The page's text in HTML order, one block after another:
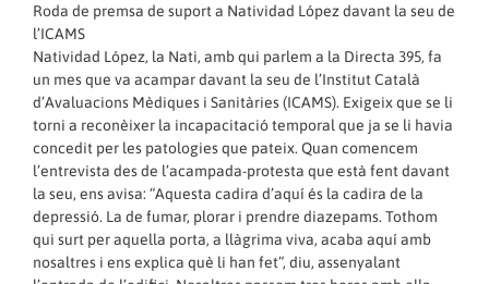
Roda de premsa de suport a Natividad López davant la seu de
l’ICAMS
Natividad López, la Nati, amb qui parlem a la Directa 395, fa
un mes que va acampar davant la seu de l’Institut Català
d’Avaluacions Mèdiques i Sanitàries (ICAMS). Exigeix que se li
torni a reconèixer la incapacitació temporal que ja se li havia
concedit per les patologies que pateix. Quan comencem
l’entrevista des de l’acampada-protesta que està fent davant
la seu, ens avisa: “Aquesta cadira d’aquí és la cadira de la
depressió. La de fumar, plorar i prendre diazepams. Tothom
qui surt per aquella porta, a llàgrima viva, acaba aquí amb
nosaltres i ens explica què li han fet”, diu, assenyalant